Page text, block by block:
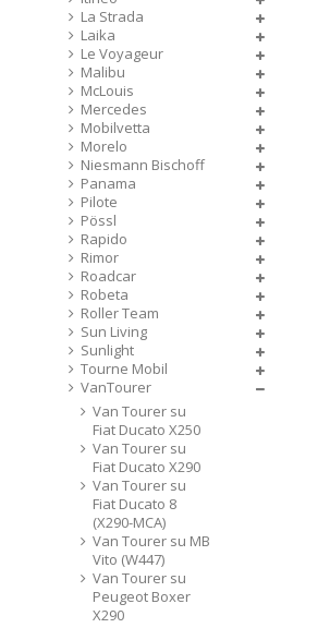
La Strada
Laika
Le Voyageur
Malibu
McLouis
Mercedes
Mobilvetta
Morelo
Niesmann Bischoff
Panama
Pilote
Pössl
Rapido
Rimor
Roadcar
Robeta
Roller Team
Sun Living
Sunlight
Tourne Mobil
VanTourer
Van Tourer su
Fiat Ducato X250
Van Tourer su
Fiat Ducato X290
Van Tourer su
Fiat Ducato 8
(X290-MCA)
Van Tourer su MB
Vito (W447)
Van Tourer su
Peugeot Boxer
X290